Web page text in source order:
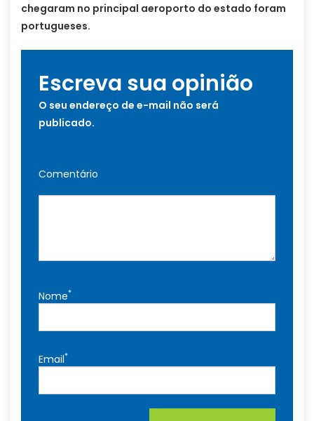
chegaram no principal aeroporto do estado foram
portugueses.
Escreva sua opinião
O seu endereço de e-mail não será
publicado.
Comentário
Nome*
Email*